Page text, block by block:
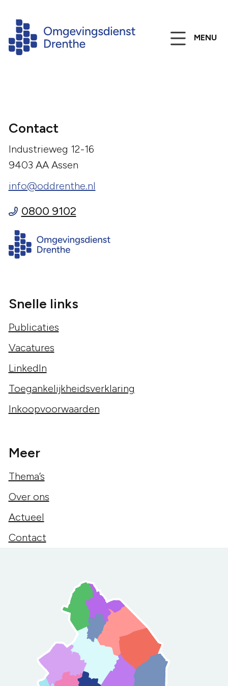
MENU
Contact
Industrieweg 12-16
9403 AA Assen
info@oddrenthe.nl
0800 9102
Snelle links
Publicaties
Vacatures
LinkedIn
Toegankelijkheidsverklaring
Inkoopvoorwaarden
Meer
Thema’s
Over ons
Actueel
Contact